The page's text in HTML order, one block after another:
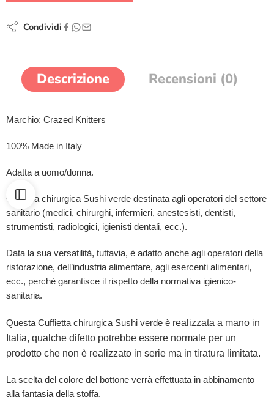
Condividi
Descrizione Recensioni (0)
Marchio: Crazed Knitters
100% Made in Italy
Adatta a uomo/donna.
Cuffietta chirurgica Sushi verde destinata agli operatori del settore
sanitario (medici, chirurghi, infermieri, anestesisti, dentisti,
strumentisti, radiologici, igienisti dentali, ecc.).
Data la sua versatilità, tuttavia, è adatto anche agli operatori della
ristorazione, dell’industria alimentare, agli esercenti alimentari,
ecc., perché garantisce il rispetto della normativa igienico-
sanitaria.
Questa Cuffietta chirurgica Sushi verde è realizzata a mano in
Italia, qualche difetto potrebbe essere normale per un
prodotto che non è realizzato in serie ma in tiratura limitata.
La scelta del colore del bottone verrà effettuata in abbinamento
alla fantasia della stoffa.